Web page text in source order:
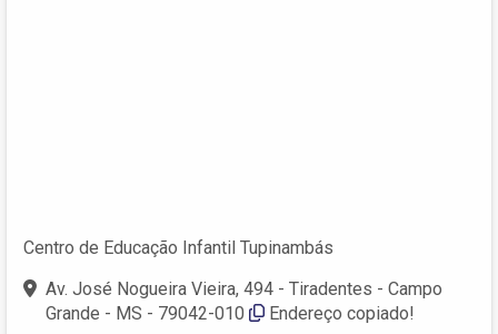
Centro de Educação Infantil Tupinambás
Av. José Nogueira Vieira, 494 - Tiradentes - Campo
Grande - MS - 79042-010
Endereço copiado!